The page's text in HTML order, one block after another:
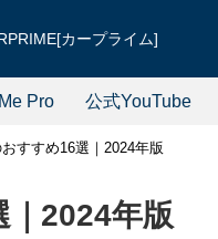
カープライム]
Pro 公式YouTube
すすめ16選｜2024年版
｜2024年版